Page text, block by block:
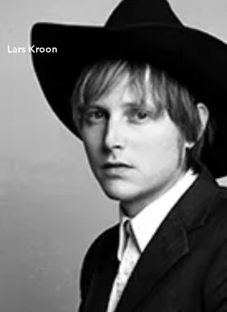
Lars Kroon